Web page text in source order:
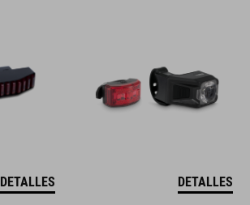
DETALLES DETALLES